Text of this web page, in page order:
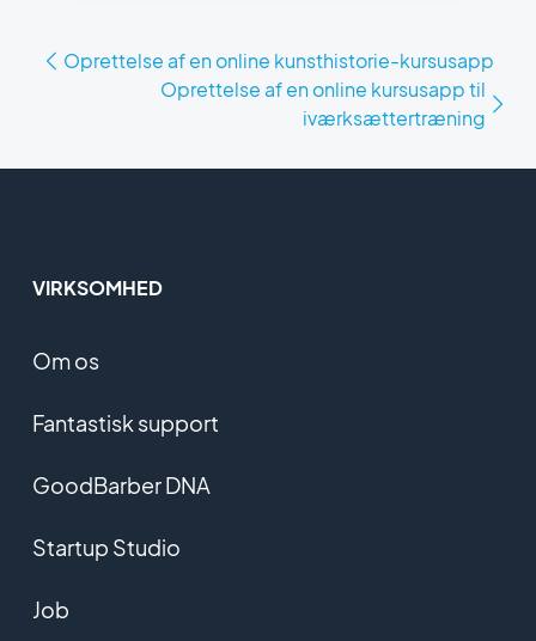
Oprettelse af en online kunsthistorie-kursusapp
Oprettelse af en online kursusapp til
iværksættertræning
VIRKSOMHED
Om os
Fantastisk support
GoodBarber DNA
Startup Studio
Job